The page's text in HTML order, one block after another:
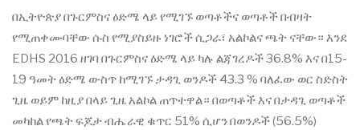
በኢትዮጵያ በጉርምስና ዕድሜ ላይ የሚገኙ ወጣቶችና ወጣቶች በብዛት
የሚጠቀሙባቸው ሱስ የሚያስይዙ ነገሮች ሲጋራ፣ አልኮልና ጫት ናቸው። እንደ
EDHS 2016 ዘገባ በጉርምስና ዕድሜ ላይ ካሉ ልጃገረዶች 36.8% እና በ15-
19 ዓመት ዕድሜ ውስጥ ከሚገኙ ታዳጊ ወንዶች 43.3 % ባለፈው ወር ስድስት
ጊዜ ወይም ከዚያ በላይ ጊዜ አልኮል ጠጥተዋል። በወጣቶች እና በታዳጊ ወጣቶች
መካከል የጫት ፍጆታ ብሔራዊ ቁጥር 51% ሲሆን በወንዶች (56.5%)